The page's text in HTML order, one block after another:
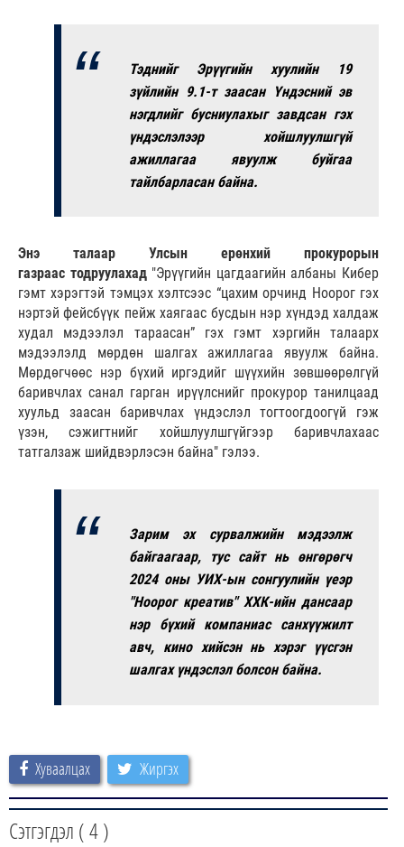
Тэднийг Эрүүгийн хуулийн 19
зүйлийн 9.1-т заасан Үндэсний эв
нэгдлийг бусниулахыг завдсан гэх
үндэслэлээр хойшлуулшгүй
ажиллагаа явуулж буйгаа
тайлбарласан байна.
Энэ талаар Улсын ерөнхий прокурорын
газраас тодруулахад "Эрүүгийн цагдаагийн албаны Кибер
гэмт хэрэгтэй тэмцэх хэлтсээс “цахим орчинд Ноорог гэх
нэртэй фейсбүүк пейж хаягаас бусдын нэр хүндэд халдаж
худал мэдээлэл тараасан” гэх гэмт хэргийн талаарх
мэдээлэлд мөрдөн шалгах ажиллагаа явуулж байна.
Мөрдөгчөөс нэр бүхий иргэдийг шүүхийн зөвшөөрөлгүй
баривчлах санал гарган ирүүлснийг прокурор танилцаад
хуульд заасан баривчлах үндэслэл тогтоогдоогүй гэж
үзэн, сэжигтнийг хойшлуулшгүйгээр баривчлахаас
татгалзаж шийдвэрлэсэн байна" гэлээ.
Зарим эх сурвалжийн мэдээлж
байгаагаар, тус сайт нь өнгөрөгч
2024 оны УИХ-ын сонгуулийн үеэр
"Ноорог креатив" ХХК-ийн дансаар
нэр бүхий компаниас санхүүжилт
авч, кино хийсэн нь хэрэг үүсгэн
шалгах үндэслэл болсон байна.
Хуваалцах Жиргэх
Сэтгэгдэл (4)